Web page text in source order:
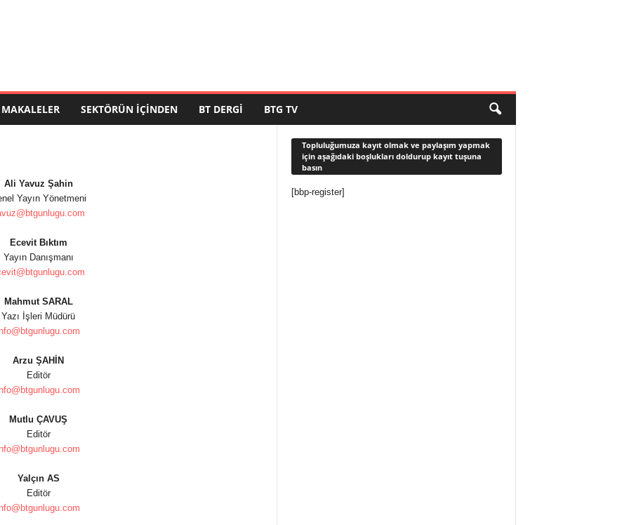
MAKALELER SEKTÖRÜN İÇINDEN BT DERGI BTG TV
Ali Yavuz Şahin
Yayın Yönetmeni
Ecevit Bıktım
Yayın Danışmanı
Mahmut SARAL
Yazı İşleri Müdürü
Arzu ŞAHİN
Editör
Mutlu ÇAVUŞ
Editör
Yalçın AS
Editör
Topluluğumuza kayıt olmak ve paylaşım yapmak
için aşağıdaki boşlukları doldurup kayıt tuşuna
basın
[bbp-register]